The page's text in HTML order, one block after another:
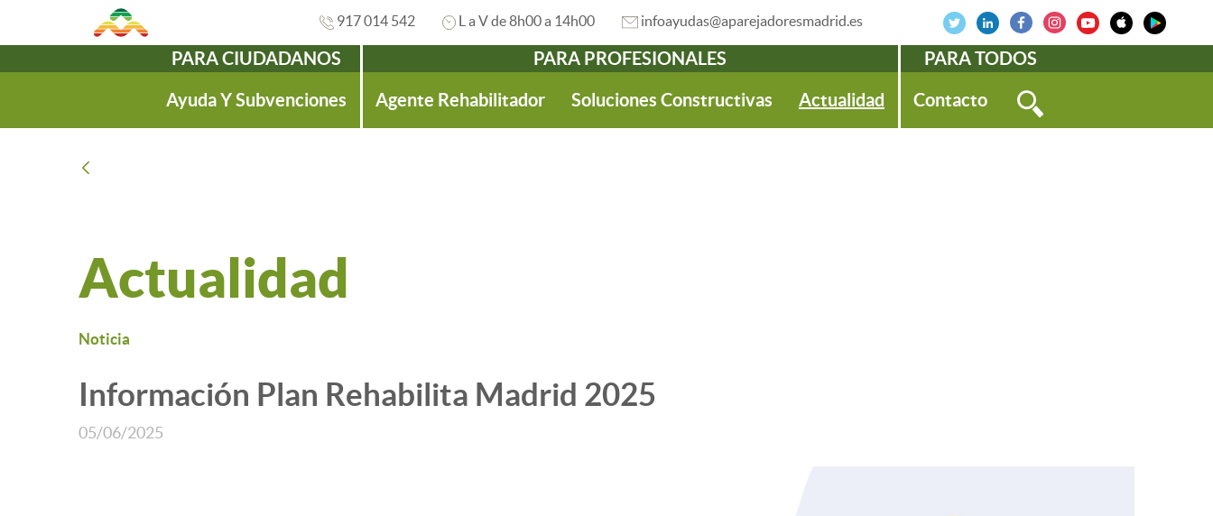
917 014 542 L a V de 8h00 a 14h00 infoayudas@aparejadoresmadrid.es
Navegación
PARA CIUDADANOS
Ayuda Y Subvenciones
PARA PROFESIONALES
Agente Rehabilitador
Soluciones Constructivas Actualidad
PARA TODOS
Contacto
Actualidad
Noticia
Información Plan Rehabilita Madrid 2025
05/06/2025